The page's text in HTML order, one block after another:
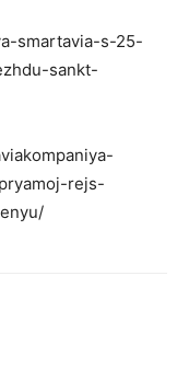
smartavia-s-25-
sankt-
rejs-